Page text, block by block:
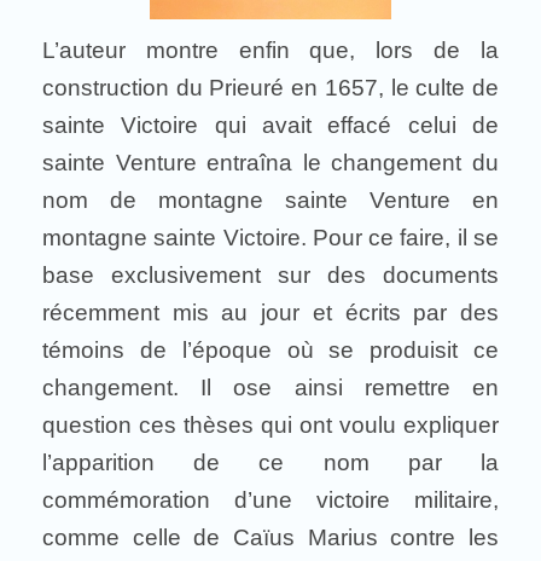
L’auteur montre enfin que, lors de la
construction du Prieuré en 1657, le culte de
sainte Victoire qui avait effacé celui de
sainte Venture entraîna le changement du
nom de montagne sainte Venture en
montagne sainte Victoire. Pour ce faire, il se
base exclusivement sur des documents
récemment mis au jour et écrits par des
témoins de l’époque où se produisit ce
changement. Il ose ainsi remettre en
question ces thèses qui ont voulu expliquer
l’apparition de ce nom par la
commémoration d’une victoire militaire,
comme celle de Caïus Marius contre les